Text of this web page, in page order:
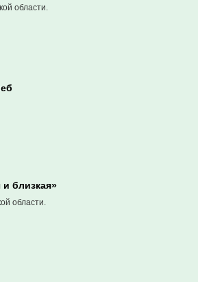
области.
близкая»
области.